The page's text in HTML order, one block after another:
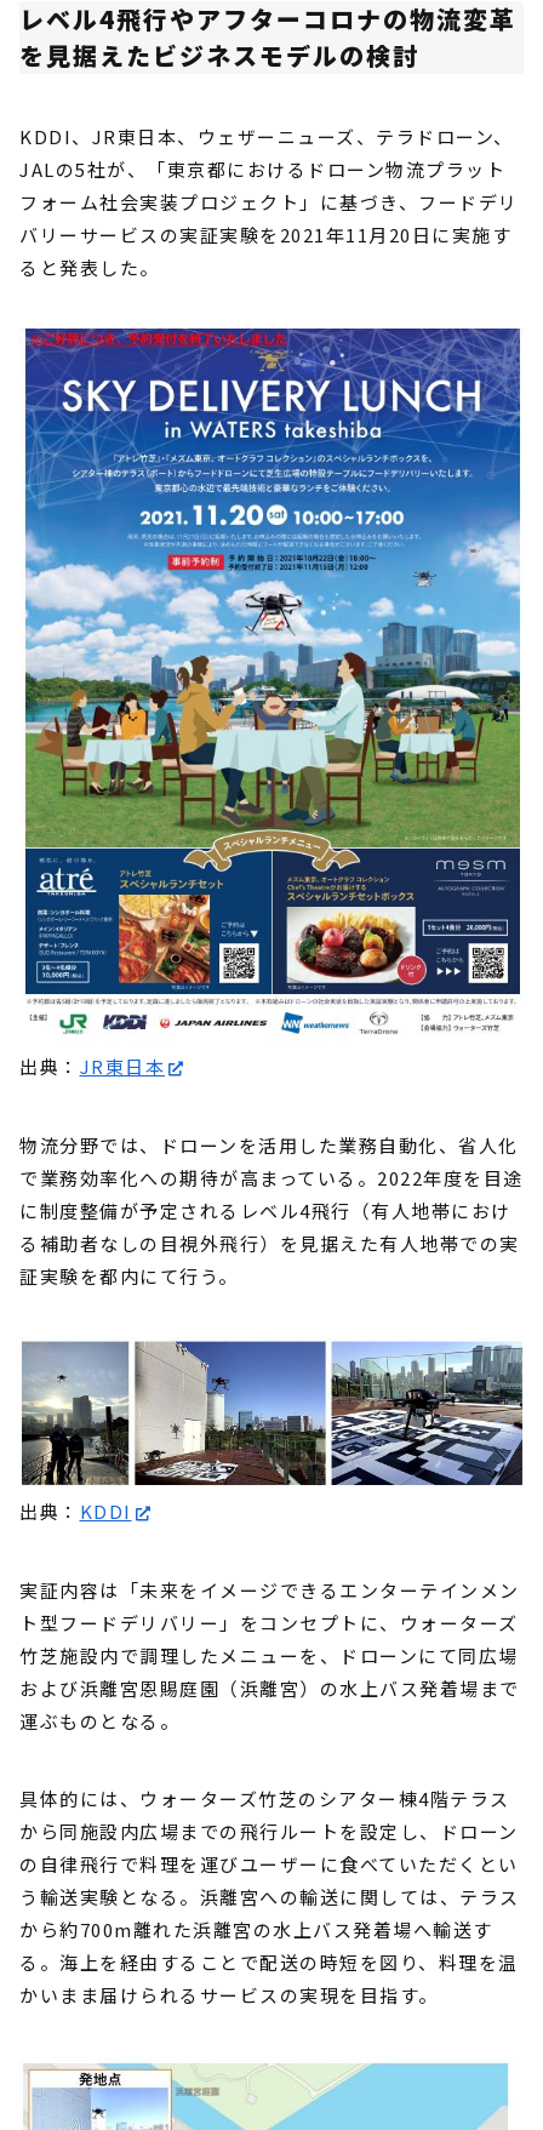
レベル4飛行やアフターコロナの物流変革
を見据えたビジネスモデルの検討
KDDI、JR東日本、ウェザーニューズ、テラドローン、
JALの5社が、「東京都におけるドローン物流プラット
フォーム社会実装プロジェクト」に基づき、フードデリ
バリーサービスの実証実験を2021年11月20日に実施す
ると発表した。
出典： JR東日本
物流分野では、ドローンを活用した業務自動化、省人化
で業務効率化への期待が高まっている。2022年度を目途
に制度整備が予定されるレベル4飛行（有人地帯におけ
る補助者なしの目視外飛行）を見据えた有人地帯での実
証実験を都内にて行う。
出典： KDDI
実証内容は「未来をイメージできるエンターテインメン
ト型フードデリバリー」をコンセプトに、ウォーターズ
竹芝施設内で調理したメニューを、ドローンにて同広場
および浜離宮恩賜庭園（浜離宮）の水上バス発着場まで
運ぶものとなる。
具体的には、ウォーターズ竹芝のシアター棟4階テラス
から同施設内広場までの飛行ルートを設定し、ドローン
の自律飛行で料理を運びユーザーに食べていただくとい
う輸送実験となる。浜離宮への輸送に関しては、テラス
から約700m離れた浜離宮の水上バス発着場へ輸送す
る。海上を経由することで配送の時短を図り、料理を温
かいまま届けられるサービスの実現を目指す。